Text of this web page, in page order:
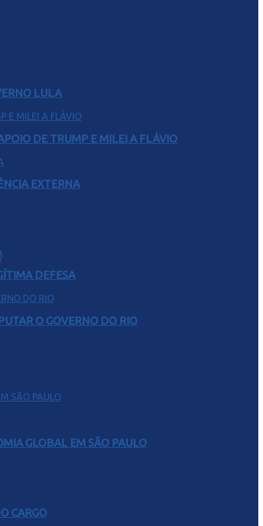
GLOBAL EM SÃO PAULO
LULA
DE TRUMP E MILEI A FLÁVIO
EXTERNA
DEFESA
O GOVERNO DO RIO
CARGO